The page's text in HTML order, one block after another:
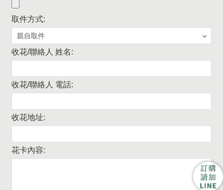
取件方式:
收花/聯絡人 姓名:
收花/聯絡人 電話:
收花地址:
花卡內容: